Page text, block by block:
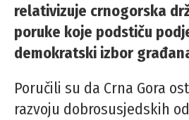
relativizuje crnogorska
poruke koje podstiču
demokratski izbor
Poručili su da Crna Gora
razvoju dobrosusjedskih